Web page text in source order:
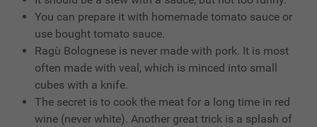
You can prepare it with homemade tomato sauce or
use bought tomato sauce.
Ragù Bolognese is never made with pork. It is most
often made with veal, which is minced into small
cubes with a knife.
The secret is to cook the meat for a long time in red
wine (never white). Another great trick is a splash of